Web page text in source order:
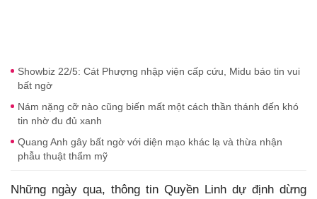
Showbiz 22/5: Cát Phượng nhập viện cấp cứu, Midu báo tin vui
bất ngờ
Nám nặng cỡ nào cũng biến mất một cách thần thánh đến khó
tin nhờ đu đủ xanh
Quang Anh gây bất ngờ với diện mạo khác lạ và thừa nhận
phẫu thuật thẩm mỹ
Những ngày qua, thông tin Quyền Linh dự định dừng